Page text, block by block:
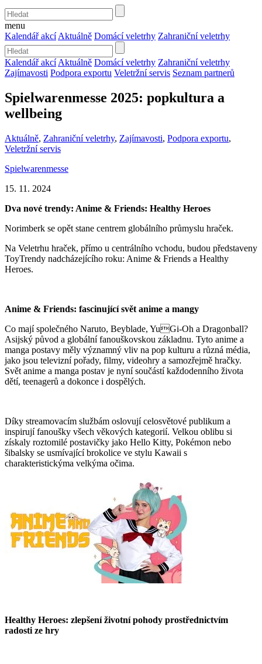
menu
Kalendář akcí Aktuálně Domácí veletrhy Zahraniční veletrhy
Kalendář akcí Aktuálně Domácí veletrhy Zahraniční veletrhy
Zajímavosti Podpora exportu Veletržní servis Seznam partnerů
Spielwarenmesse 2025: popkultura a
wellbeing
Aktuálně, Zahraniční veletrhy, Zajímavosti, Podpora exportu,
Veletržní servis
Spielwarenmesse
15. 11. 2024
Dva nové trendy: Anime & Friends: Healthy Heroes
Norimberk se opět stane centrem globálního průmyslu hraček.
Na Veletrhu hraček, přímo u centrálního vchodu, budou představeny
ToyTrendy nadcházejícího roku: Anime & Friends a Healthy
Heroes.
Anime & Friends: fascinující svět anime a mangy
Co mají společného Naruto, Beyblade, YuGi-Oh a Dragonball?
Asijský původ a globální fanouškovskou základnu. Tyto anime a
manga postavy měly významný vliv na pop kulturu a různá média,
jako jsou televizní pořady, filmy, videohry a samozřejmě hračky.
Svět anime a manga postav je nyní součástí každodenního života
dětí, teenagerů a dokonce i dospělých.
Díky streamovacím službám oslovují celosvětové publikum a
inspirují fanoušky všech věkových kategorií. Velkou oblibu si
získaly roztomilé postavičky jako Hello Kitty, Pokémon nebo
šibalsky se usmívající brokolice ve stylu Kawaii s
charakteristickýma velkýma očima.
Healthy Heroes: zlepšení životní pohody prostřednictvím
radosti ze hry